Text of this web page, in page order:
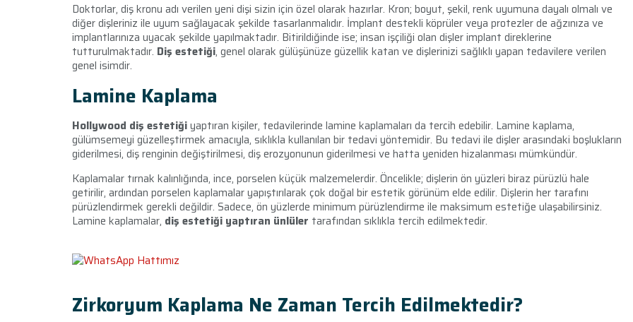
Doktorlar, diş kronu adı verilen yeni dişi sizin için özel olarak hazırlar. Kron; boyut, şekil, renk uyumuna dayalı olmalı ve
diğer dişleriniz ile uyum sağlayacak şekilde tasarlanmalıdır. İmplant destekli köprüler veya protezler de ağzınıza ve
implantlarınıza uyacak şekilde yapılmaktadır. Bitirildiğinde ise; insan işçiliği olan dişler implant direklerine
tutturulmaktadır. Diş estetiği, genel olarak gülüşünüze güzellik katan ve dişlerinizi sağlıklı yapan tedavilere verilen
genel isimdir.
Lamine Kaplama
Hollywood diş estetiğiyaptıran kişiler, tedavilerinde lamine kaplamaları da tercih edebilir. Lamine kaplama,
gülümsemeyi güzelleştirmek amacıyla, sıklıkla kullanılan bir tedavi yöntemidir. Bu tedavi ile dişler arasındaki boşlukların
giderilmesi, diş renginin değiştirilmesi, diş erozyonunun giderilmesi ve hatta yeniden hizalanması mümkündür.
Kaplamalar tırnak kalınlığında, ince, porselen küçük malzemelerdir. Öncelikle; dişlerin ön yüzleri biraz pürüzlü hale
getirilir, ardından porselen kaplamalar yapıştırılarak çok doğal bir estetik görünüm elde edilir. Dişlerin her tarafını
pürüzlendirmek gerekli değildir. Sadece, ön yüzlerde minimum pürüzlendirme ile maksimum estetiğe ulaşabilirsiniz.
Lamine kaplamalar, diş estetiği yaptıran ünlüler tarafından sıklıkla tercih edilmektedir.
Zirkoryum Kaplama Ne Zaman Tercih Edilmektedir?